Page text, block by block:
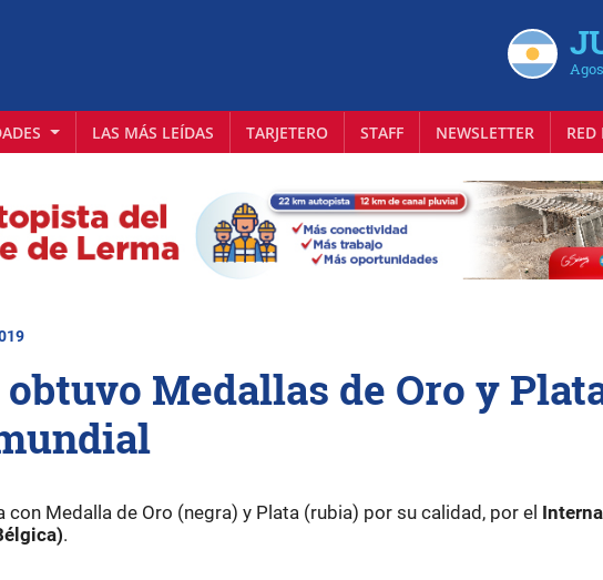
LAS MÁS LEÍDAS TARJETERO STAFF NEWSLETTER
Medallas de Oro y
con Medalla de Oro (negra) y Plata (rubia) por su calidad, por el
.